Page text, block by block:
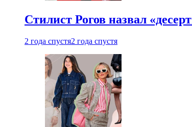
Стилист Рогов назвал
2 года спустя2 года спустя